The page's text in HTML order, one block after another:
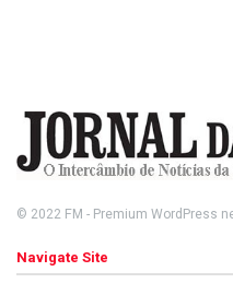
© 2022 FM - Premium WordPress
Navigate Site